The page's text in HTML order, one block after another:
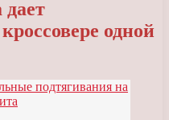
одной
подтягивания на